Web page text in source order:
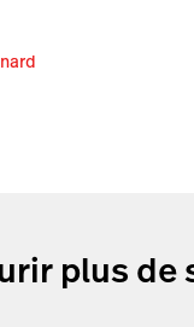
plus de